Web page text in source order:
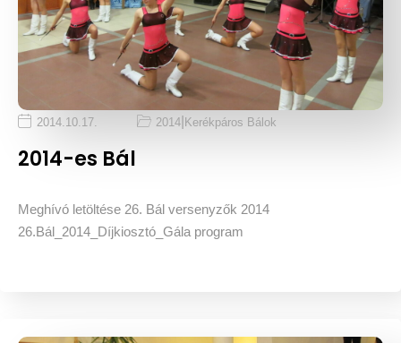
2014.10.17. 2014 Kerékpáros Bálok
2014-es Bál
Meghívó letöltése 26. Bál versenyzők 2014
26.Bál_2014_Díjkiosztó_Gála program